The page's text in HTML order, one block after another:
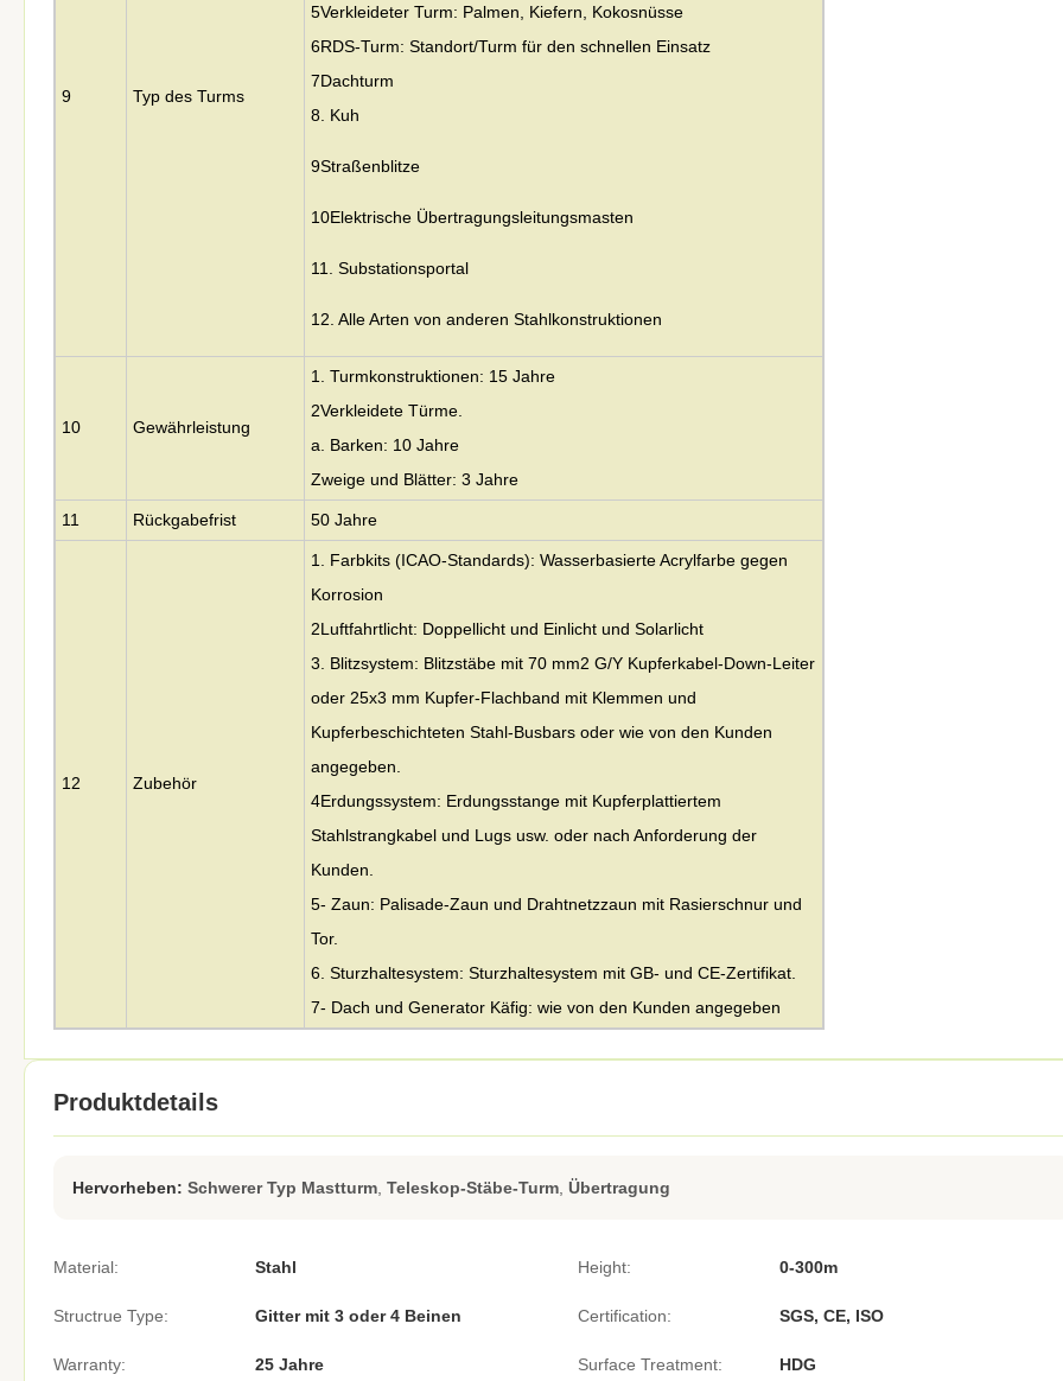
9 Typ des Turms
5Verkleideter Turm: Palmen, Kiefern, Kokosnüsse
6RDS-Turm: Standort/Turm für den schnellen Einsatz
7Dachturm
8. Kuh
9Straßenblitze
10Elektrische Übertragungsleitungsmasten
11. Substationsportal
12. Alle Arten von anderen Stahlkonstruktionen
10 Gewährleistung
1. Turmkonstruktionen: 15 Jahre
2Verkleidete Türme.
a. Barken: 10 Jahre
Zweige und Blätter: 3 Jahre
11 Rückgabefrist 50 Jahre
12 Zubehör
1. Farbkits (ICAO-Standards): Wasserbasierte Acrylfarbe gegen
Korrosion
2Luftfahrtlicht: Doppellicht und Einlicht und Solarlicht
3. Blitzsystem: Blitzstäbe mit 70 mm2 G/Y Kupferkabel-Down-Leiter
oder 25x3 mm Kupfer-Flachband mit Klemmen und
Kupferbeschichteten Stahl-Busbars oder wie von den Kunden
angegeben.
4Erdungssystem: Erdungsstange mit Kupferplattiertem
Stahlstrangkabel und Lugs usw. oder nach Anforderung der
Kunden.
5- Zaun: Palisade-Zaun und Drahtnetzzaun mit Rasierschnur und
Tor.
6. Sturzhaltesystem: Sturzhaltesystem mit GB- und CE-Zertifikat.
7- Dach und Generator Käfig: wie von den Kunden angegeben
Produktdetails
Hervorheben: Schwerer Typ Mastturm Teleskop-Stäbe-Turm Übertragung
Material: Stahl Height: 0-300m
Structrue Type: Gitter mit 3 oder 4 Beinen Certification: SGS, CE, ISO
Warranty: 25 Jahre Surface Treatment: HDG